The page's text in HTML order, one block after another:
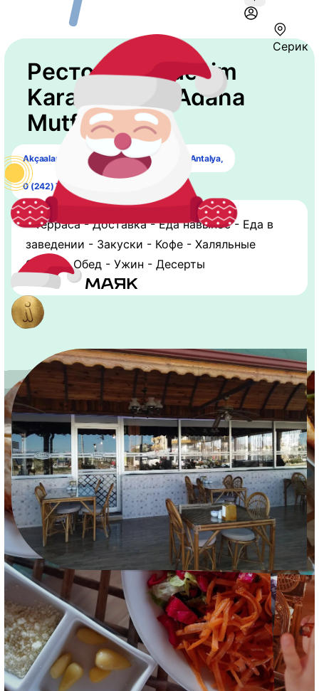
Серик
Ресторан "Pidecim
Karadeniz ve Adana
Mutfağı"
Akçaalan, Serik Cd. No:410, 07500 Serik/Antalya,
0 (242) 721-00-30
- Терраса - Доставка - Еда навынос - Еда в
заведении - Закуски - Кофе - Халяльные
блюда - Обед - Ужин - Десерты